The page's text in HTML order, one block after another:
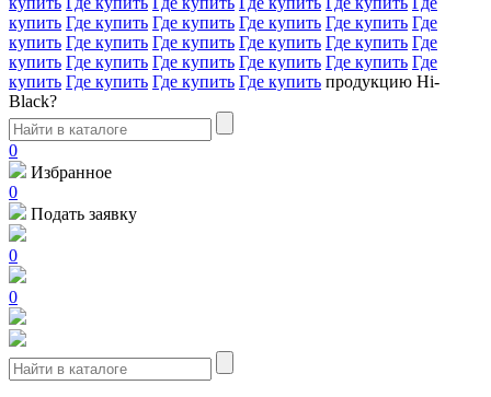
купить Где купить Где купить Где купить Где купить Где
купить Где купить Где купить Где купить Где купить Где
купить Где купить Где купить Где купить Где купить Где
купить Где купить Где купить Где купить продукцию Hi-
Black?
0
Избранное
0
Подать заявку
0
0